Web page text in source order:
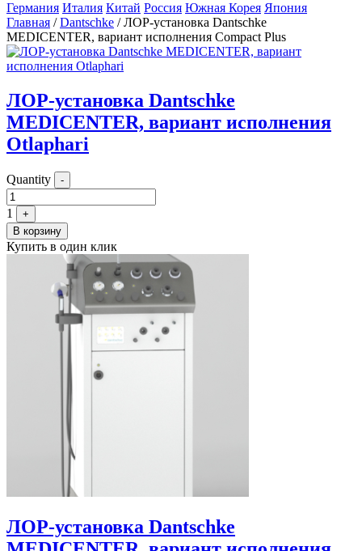
Германия Италия Китай Россия Южная Корея Япония
Главная /Dantschke / ЛОР-установка Dantschke
MEDICENTER, вариант исполнения Compact Plus
ЛОР-установка Dantschke
MEDICENTER, вариант исполнения
Otlaphari
Quantity -
1
+
В корзину
Купить в один клик
ЛОР-установка Dantschke